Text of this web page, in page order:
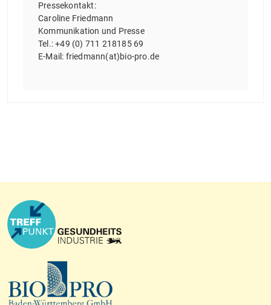
Pressekontakt:
Caroline Friedmann
Kommunikation und Presse
Tel.: +49 (0) 711 218185 69
E-Mail: friedmann(at)bio-pro.de